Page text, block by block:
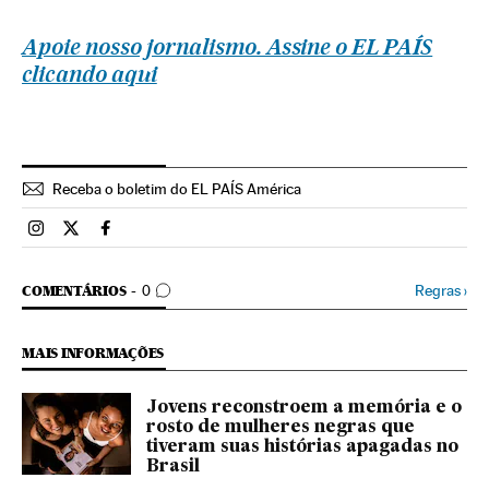
Apoie nosso jornalismo. Assine o EL PAÍS
clicando aqui
Receba o boletim do EL PAÍS América
Brasil El País Brasil en Instagram
Brasil El País Brasil en Twitter
Brasil El País Brasil en Facebook
COMENTÁRIOS 0
COMENTÁRIOS Regras›
MAIS INFORMAÇÕES
Jovens reconstroem a memória e o
rosto de mulheres negras que
tiveram suas histórias apagadas no
Brasil